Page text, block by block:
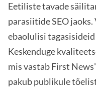
Eetiliste tavade
parasiitide SEO
ebaolulisi
Keskenduge
mis vastab First
pakub publikule